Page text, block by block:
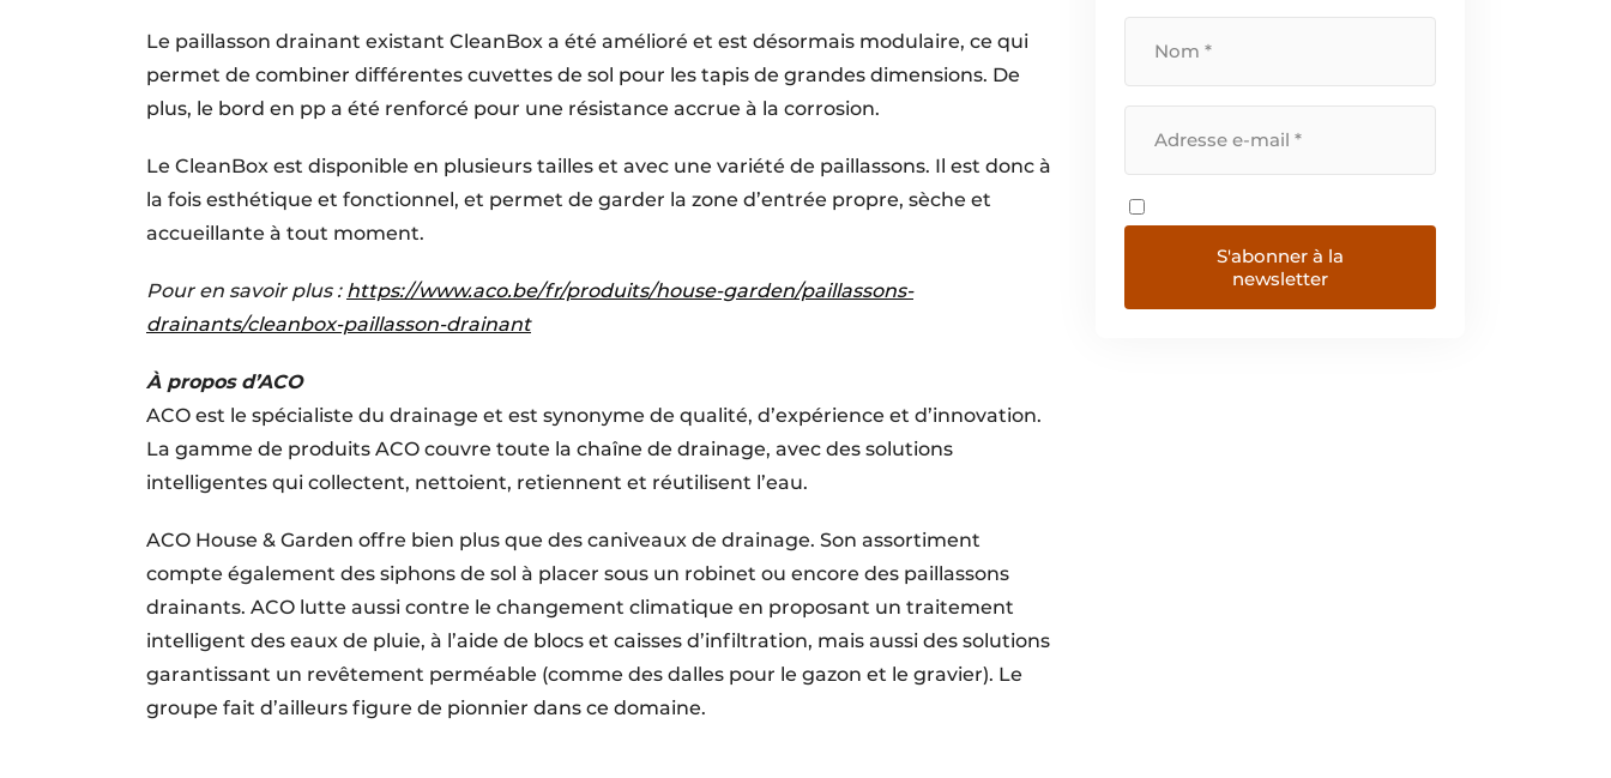
Le paillasson drainant existant CleanBox a été amélioré et est désormais modulaire, ce qui
permet de combiner différentes cuvettes de sol pour les tapis de grandes dimensions. De
plus, le bord en pp a été renforcé pour une résistance accrue à la corrosion.
Le CleanBox est disponible en plusieurs tailles et avec une variété de paillassons. Il est donc à
la fois esthétique et fonctionnel, et permet de garder la zone d’entrée propre, sèche et
accueillante à tout moment.
Pour en savoir plus : https://www.aco.be/fr/produits/house-garden/paillassons-
drainants/cleanbox-paillasson-drainant
À propos d’ACO
ACO est le spécialiste du drainage et est synonyme de qualité, d’expérience et d’innovation.
La gamme de produits ACO couvre toute la chaîne de drainage, avec des solutions
intelligentes qui collectent, nettoient, retiennent et réutilisent l’eau.
ACO House & Garden offre bien plus que des caniveaux de drainage. Son assortiment
compte également des siphons de sol à placer sous un robinet ou encore des paillassons
drainants. ACO lutte aussi contre le changement climatique en proposant un traitement
intelligent des eaux de pluie, à l’aide de blocs et caisses d’infiltration, mais aussi des solutions
garantissant un revêtement perméable (comme des dalles pour le gazon et le gravier). Le
groupe fait d’ailleurs figure de pionnier dans ce domaine.
S'abonner à la
newsletter